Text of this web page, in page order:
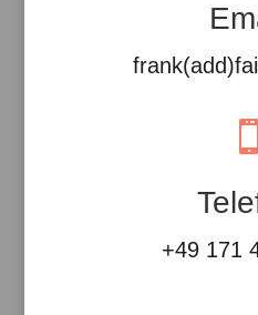

+49 171